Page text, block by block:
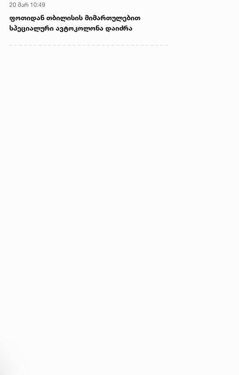
20 მარ 10:49
ფოთიდან თბილისის მიმართულებით
სპეციალური ავტოკოლონა დაიძრა